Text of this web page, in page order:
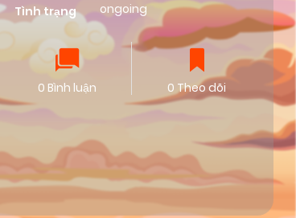
Tình trạng ongoing
0 Bình luận 0 Theo dõi